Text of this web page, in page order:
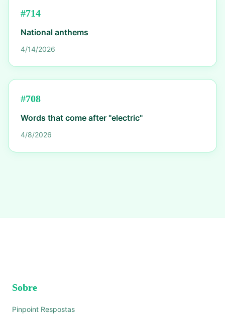
#714
National anthems
4/14/2026
#708
Words that come after "electric"
4/8/2026
Sobre
Pinpoint Respostas